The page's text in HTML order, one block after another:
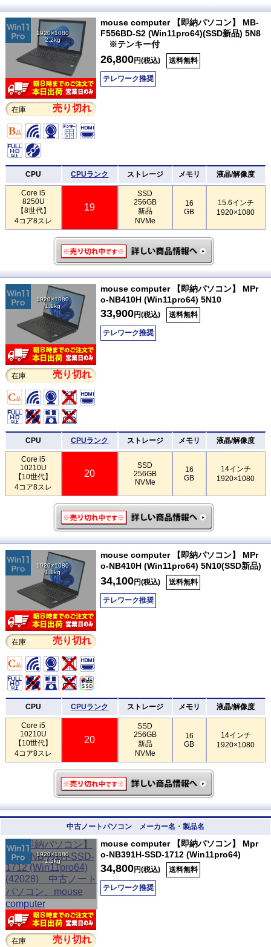
1920×1080
2.2kg
在庫 売り切れ
mouse computer 【即納パソコン】 MB-
F556BD-S2 (Win11pro64)(SSD新品) 5N8
※テンキー付
26,800円(税込) 送料無料
テレワーク推奨
CPU CPUランク ストレージ メモリ 液晶/解像度
Core i5
8250U
【8世代】
4コア8スレ
19
SSD
256GB
新品
NVMe
16
GB
15.6インチ
1920×1080
1920×1080
1.1kg
在庫 売り切れ
mouse computer 【即納パソコン】 MPr
o-NB410H (Win11pro64) 5N10
33,900円(税込) 送料無料
テレワーク推奨
CPU CPUランク ストレージ メモリ 液晶/解像度
Core i5
10210U
【10世代】
4コア8スレ
20
SSD
256GB
NVMe
16
GB
14インチ
1920×1080
1920×1080
1.1kg
在庫 売り切れ
mouse computer 【即納パソコン】 MPr
o-NB410H (Win11pro64) 5N10(SSD新品)
34,100円(税込) 送料無料
テレワーク推奨
CPU CPUランク ストレージ メモリ 液晶/解像度
Core i5
10210U
【10世代】
4コア8スレ
20
SSD
256GB
新品
NVMe
16
GB
14インチ
1920×1080
中古ノートパソコン メーカー名・製品名
1920×1080
1.5kg
在庫 売り切れ
mouse computer 【即納パソコン】 Mpr
o-NB391H-SSD-1712 (Win11pro64)
34,800円(税込) 送料無料
テレワーク推奨